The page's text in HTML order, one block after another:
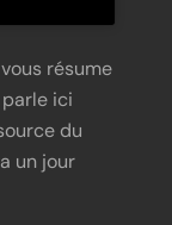
résume
parle ici
du
un jour